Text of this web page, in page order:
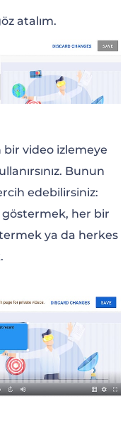
atalım.
video izlemeye
Bunun
edebilirsiniz:
her bir
ya da herkes